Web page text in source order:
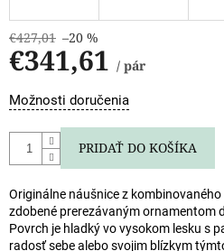
€427,01 –20 %
€341,61 / pár
Jednotková
cena:
Možnosti doručenia
PRIDAŤ DO KOŠÍKA
Originálne náušnice z kombinovaného
zdobené prerezávaným ornamentom
Povrch je hladký vo vysokom lesku s
radosť sebe alebo svojim blízkym